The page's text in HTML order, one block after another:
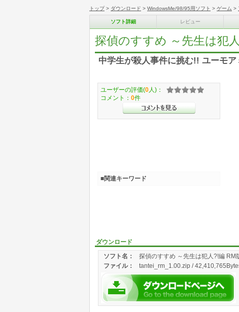
トップ> ダウンロード > WindowsMe/98/95用ソフト > ゲーム >
ソフト詳細 レビュー
探偵のすすめ ～先生は犯
中学生が殺人事件に挑む!! ユーモ
ダウンロード
ソフト名：
探偵のすすめ ～先生は犯人?!編 RM
ファイル： tantei_rm_1.00.zip /
ユーザーの評価(0 人)：
コメント： 0件
■関連キーワード